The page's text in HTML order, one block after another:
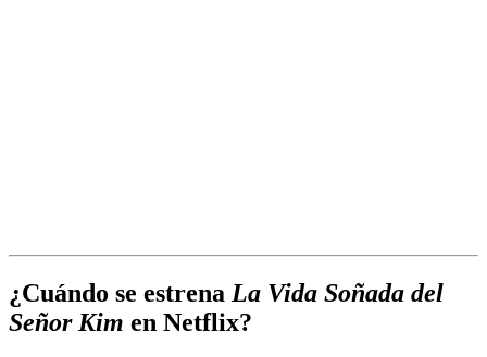
¿Cuándo se estrena La Vida Soñada del
Señor Kim en Netflix?